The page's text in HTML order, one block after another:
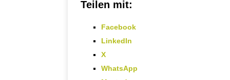
Teilen mit:
Facebook
LinkedIn
X
WhatsApp